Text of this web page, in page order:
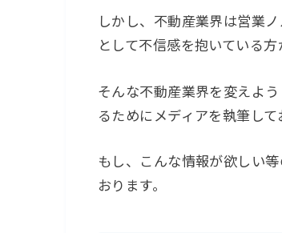
しかし、不動産業界は営業
として不信感を抱いている方
そんな不動産業界を変えよ
るためにメディアを執筆して
もし、こんな情報が欲しい
おります。